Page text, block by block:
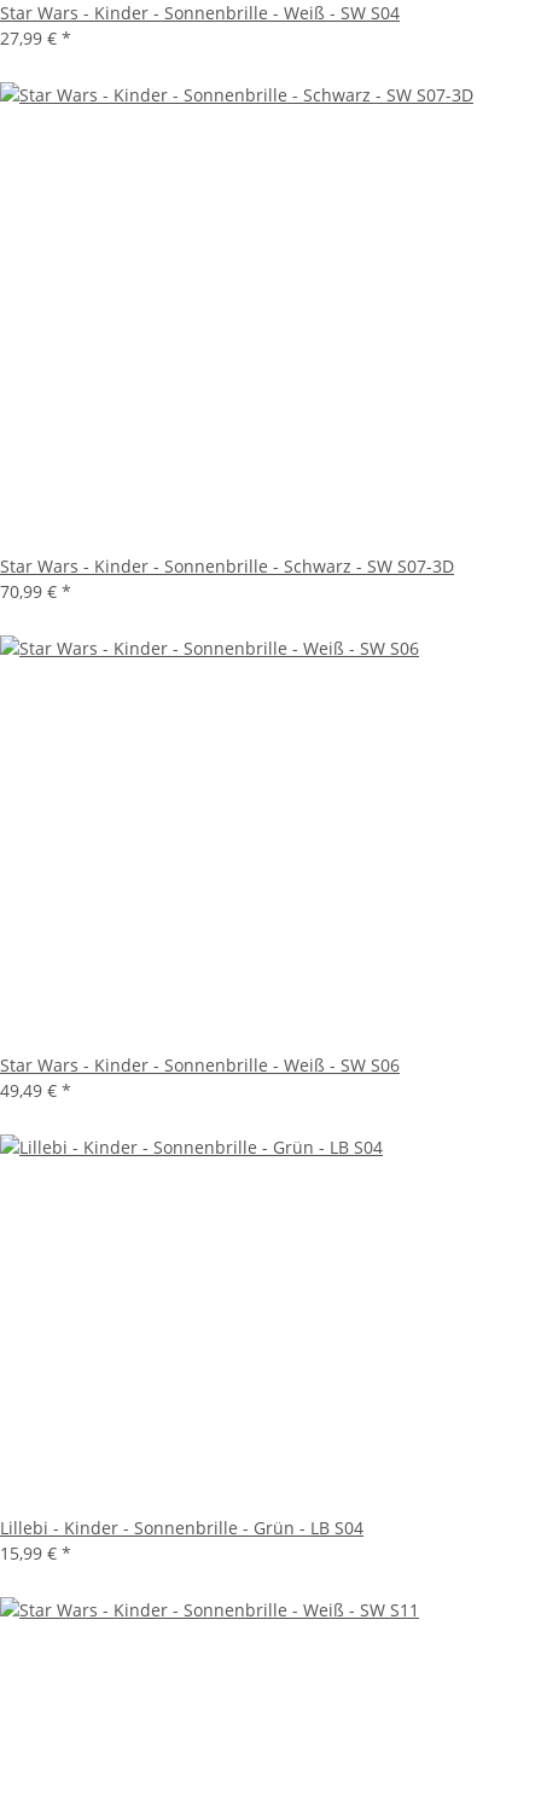
Star Wars - Kinder - Sonnenbrille - Weiß - SW S04
27,99 € *
Star Wars - Kinder - Sonnenbrille - Schwarz - SW S07-3D
70,99 € *
Star Wars - Kinder - Sonnenbrille - Weiß - SW S06
49,49 € *
Lillebi - Kinder - Sonnenbrille - Grün - LB S04
15,99 € *